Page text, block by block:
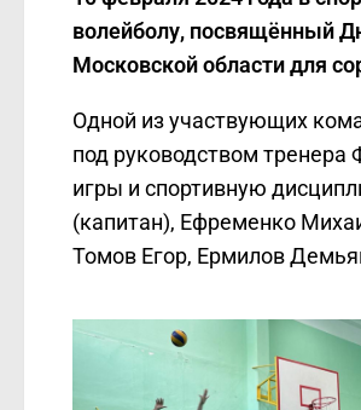
волейболу, посвящённый
Московской области для
Одной из участвующих
под руководством
игры и спортивную
(капитан), Ефременко
Томов Егор, Ермилов